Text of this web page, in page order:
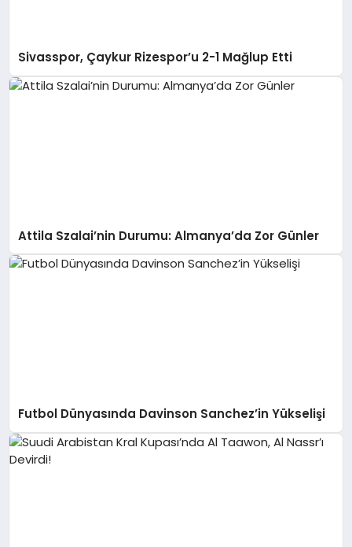
Sivasspor, Çaykur Rizespor’u 2-1 Mağlup Etti
Attila Szalai’nin Durumu: Almanya’da Zor Günler
Futbol Dünyasında Davinson Sanchez’in Yükselişi